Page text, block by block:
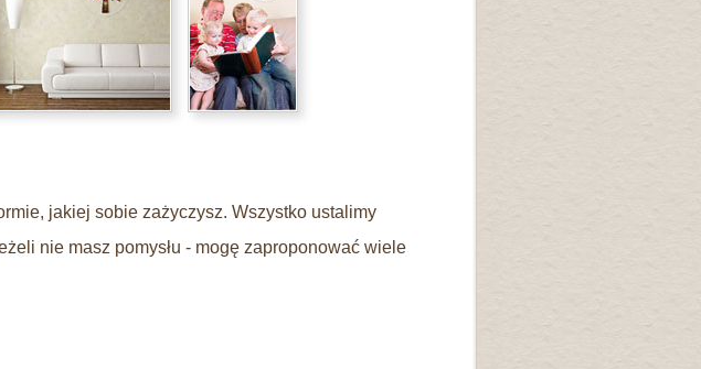
jakiej sobie zażyczysz. Wszystko ustalimy
nie masz pomysłu - mogę zaproponować wiele